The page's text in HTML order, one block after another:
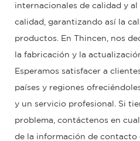
internacionales de calidad y
calidad, garantizando así la
productos. En Thincen, nos
la fabricación y la
Esperamos satisfacer a
países y regiones
y un servicio profesional. Si
problema, contáctenos en
de la información de contacto